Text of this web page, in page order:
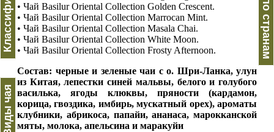
Виды чая
• Чай Basilur Oriental Collection Golden Crescent.
• Чай Basilur Oriental Collection Marrocan Mint.
• Чай Basilur Oriental Collection Masala Chai.
• Чай Basilur Oriental Collection White Moon.
• Чай Basilur Oriental Collection Frosty Afternoon.
Состав: черные и зеленые чаи с о. Шри-Ланка, улун
из Китая, лепестки синей мальвы, белого и голубого
василька, ягоды клюквы, пряности (кардамон,
корица, гвоздика, имбирь, мускатный орех), ароматы
клубники, абрикоса, папайи, ананаса, марокканской
мяты, молока, апельсина и маракуйи